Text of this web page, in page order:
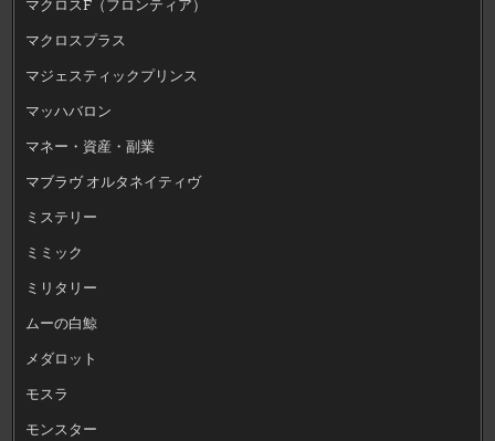
マクロスF（フロンティア）
マクロスプラス
マジェスティックプリンス
マッハバロン
マネー・資産・副業
マブラヴ オルタネイティヴ
ミステリー
ミミック
ミリタリー
ムーの白鯨
メダロット
モスラ
モンスター